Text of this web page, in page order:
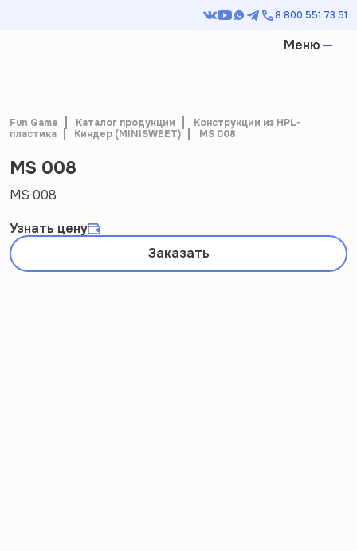
8 800 551 73 51
Меню
Fun Game Каталог продукции
Конструкции из HPL-
пластика
Киндер (MINISWEET) MS 008
MS 008
MS 008
Узнать цену
Заказать